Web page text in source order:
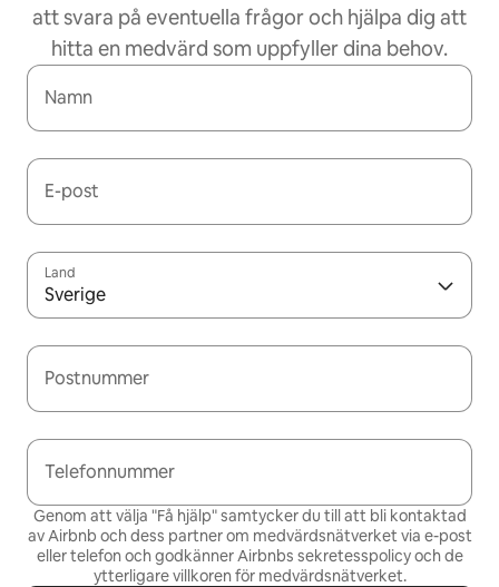
att svara på eventuella frågor och hjälpa dig att
hitta en medvärd som uppfyller dina behov.
Namn
E-post
Land
Sverige
Postnummer
Telefonnummer
Genom att välja "Få hjälp" samtycker du till att bli kontaktad
av Airbnb och dess partner om medvärdsnätverket via e-post
eller telefon och godkänner Airbnbs sekretesspolicy och de
ytterligare villkoren för medvärdsnätverket.